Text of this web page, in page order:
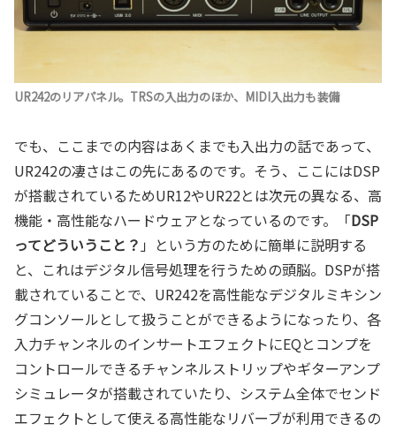
UR242のリアパネル。TRSの入出力のほか、MIDI入出力も装備
でも、ここまでの内容はあくまでも入出力の話であって、
UR242の凄さはこの先にあるのです。そう、ここにはDSP
が搭載されているためUR12やUR22とは次元の異なる、高
機能・高性能なハードウェアとなっているのです。「DSP
ってどういうこと？ 」という方のために簡単に説明する
と、これはデジタル信号処理を行うための頭脳。DSPが搭
載されていることで、UR242を高性能なデジタルミキシン
グコンソールとして扱うことができるようになったり、各
入力チャンネルのインサートエフェクトにEQとコンプを
コントロールできるチャンネルストリップやギターアンプ
シミュレータが搭載されていたり、システム全体でセンド
エフェクトとして使える高性能なリバーブが利用できるの